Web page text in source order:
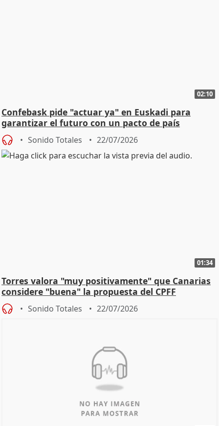
02:10
Confebask pide "actuar ya" en Euskadi para
garantizar el futuro con un pacto de país
Sonido Totales 22/07/2026
01:34
Torres valora "muy positivamente" que Canarias
considere "buena" la propuesta del CPFF
Sonido Totales 22/07/2026